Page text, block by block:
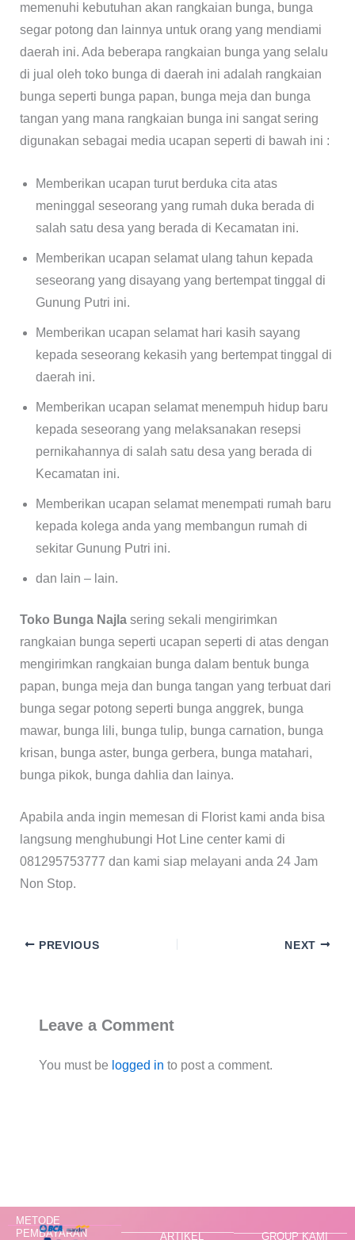
memenuhi kebutuhan akan rangkaian bunga, bunga
segar potong dan lainnya untuk orang yang mendiami
daerah ini. Ada beberapa rangkaian bunga yang selalu
di jual oleh toko bunga di daerah ini adalah rangkaian
bunga seperti bunga papan, bunga meja dan bunga
tangan yang mana rangkaian bunga ini sangat sering
digunakan sebagai media ucapan seperti di bawah ini :
Memberikan ucapan turut berduka cita atas
meninggal seseorang yang rumah duka berada di
salah satu desa yang berada di Kecamatan ini.
Memberikan ucapan selamat ulang tahun kepada
seseorang yang disayang yang bertempat tinggal di
Gunung Putri ini.
Memberikan ucapan selamat hari kasih sayang
kepada seseorang kekasih yang bertempat tinggal di
daerah ini.
Memberikan ucapan selamat menempuh hidup baru
kepada seseorang yang melaksanakan resepsi
pernikahannya di salah satu desa yang berada di
Kecamatan ini.
Memberikan ucapan selamat menempati rumah baru
kepada kolega anda yang membangun rumah di
sekitar Gunung Putri ini.
dan lain – lain.
Toko Bunga Najlasering sekali mengirimkan
rangkaian bunga seperti ucapan seperti di atas dengan
mengirimkan rangkaian bunga dalam bentuk bunga
papan, bunga meja dan bunga tangan yang terbuat dari
bunga segar potong seperti bunga anggrek, bunga
mawar, bunga lili, bunga tulip, bunga carnation, bunga
krisan, bunga aster, bunga gerbera, bunga matahari,
bunga pikok, bunga dahlia dan lainya.
Apabila anda ingin memesan di Florist kami anda bisa
langsung menghubungi Hot Line center kami di
081295753777 dan kami siap melayani anda 24 Jam
Non Stop.
PREVIOUS NEXT
Leave a Comment
You must be logged in to post a comment.
METODE
PEMBAYARAN
ARTIKEL GROUP KAMI